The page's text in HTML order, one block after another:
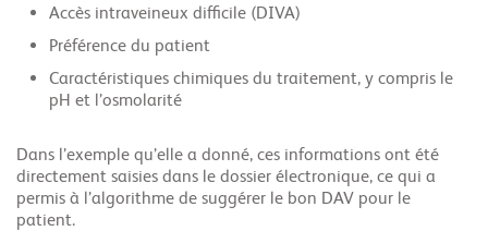
Accès intraveineux difficile (DIVA)
Préférence du patient
Caractéristiques chimiques du traitement, y compris le
pH et l’osmolarité
Dans l’exemple qu’elle a donné, ces informations ont été
directement saisies dans le dossier électronique, ce qui a
permis à l’algorithme de suggérer le bon DAV pour le
patient.